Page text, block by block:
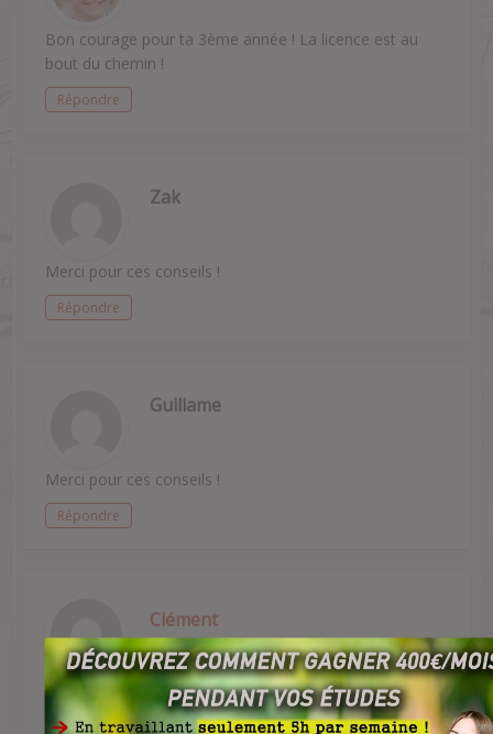
Bon courage pour ta 3ème année ! La licence est au
bout du chemin !
Répondre
Zak
Merci pour ces conseils !
Répondre
Guillame
Merci pour ces conseils !
Répondre
Clément
Je vais essayer…j’ai plusieurs leçons à revoir…
Répondre